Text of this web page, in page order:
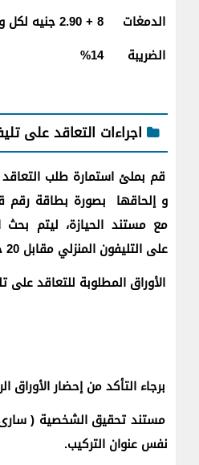
الدمغات
8 + 2.90 جنيه لكل ورقة
الضريبة
14%
اجراءات التعاقد على
قم بملئ استمارة طلب
و إلحاقها بصورة بطاقة
مع مستند الحيازة، ليتم بحث
على التليفون المنزلي مقابل 20 جنيه شاملة الضريبة.
الأوراق المطلوبة للتعاقد على
برجاء التأكد من إحضار الأوراق
مستند تحقيق الشخصية (
نفس عنوان التركيب.